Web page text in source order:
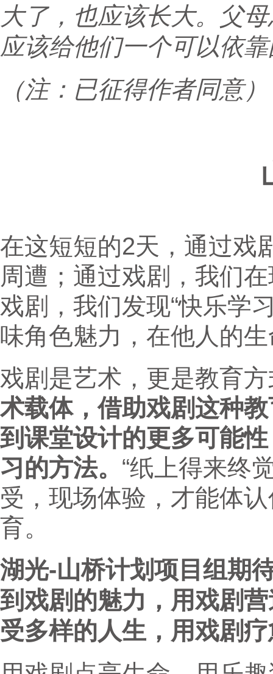
大了，也应该长大。父
应该给他们一个可以依
（注：已征得作者同意）
在这短短的2天，通过戏
周遭；通过戏剧，我们
戏剧，我们发现“快乐学
味角色魅力，在他人的
戏剧是艺术，更是教育
术载体，借助戏剧这种
到课堂设计的更多可能
习的方法。 “纸上得来终
受，现场体验，才能体
育。
湖光-山桥计划项目组期
到戏剧的魅力，用戏剧
受多样的人生，用戏剧